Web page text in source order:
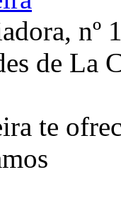
nº
de La
te